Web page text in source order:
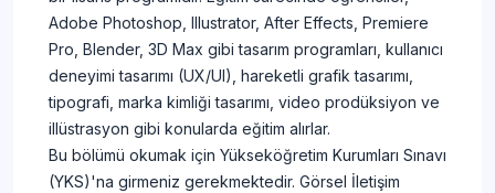
Adobe Photoshop, Illustrator, After Effects, Premiere
Pro, Blender, 3D Max gibi tasarım programları, kullanıcı
deneyimi tasarımı (UX/UI), hareketli grafik tasarımı,
tipografi, marka kimliği tasarımı, video prodüksiyon ve
illüstrasyon gibi konularda eğitim alırlar.
Bu bölümü okumak için Yükseköğretim Kurumları Sınavı
(YKS)'na girmeniz gerekmektedir. Görsel İletişim